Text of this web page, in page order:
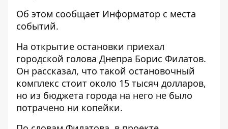
Об этом сообщает Информатор с места
событий.
На открытие остановки приехал
городской голова Днепра Борис Филатов.
Он рассказал, что такой остановочный
комплекс стоит около 15 тысяч долларов,
но из бюджета города на него не было
потрачено ни копейки.